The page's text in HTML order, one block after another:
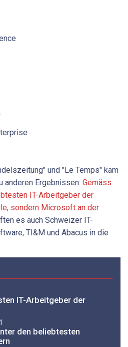
und "Le Temps" kam
anderen Ergebnissen: Gemäss
IT-Arbeitgeber der
sondern Microsoft an der
es auch Schweizer IT-
TI&M und Abacus in die
IT-Arbeitgeber der
den beliebtesten